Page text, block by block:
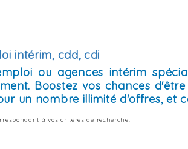
intérim, cdd, cdi
ou agences intérim
Boostez vos chances
un nombre illimité d'offres, et
à vos critères de recherche.